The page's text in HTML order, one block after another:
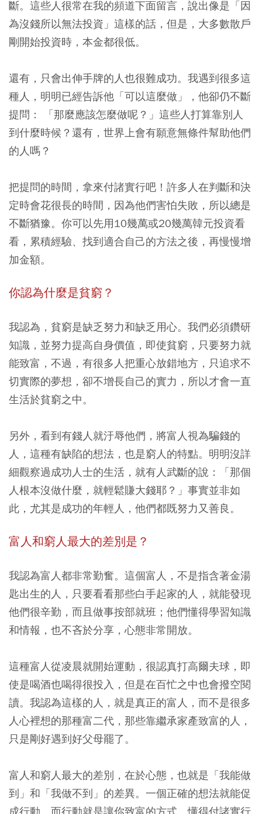
斷。這些人很常在我的頻道下面留言，說出像是「因
為沒錢所以無法投資」這樣的話，但是，大多數散戶
剛開始投資時，本金都很低。
還有，只會出伸手牌的人也很難成功。我遇到很多這
種人，明明已經告訴他「可以這麼做」，他卻仍不斷
提問： 「那麼應該怎麼做呢？」這些人打算靠別人
到什麼時候？還有，世界上會有願意無條件幫助他們
的人嗎？
把提問的時間，拿來付諸實行吧！許多人在判斷和決
定時會花很長的時間，因為他們害怕失敗，所以總是
不斷猶豫。你可以先用10幾萬或20幾萬韓元投資看
看，累積經驗、找到適合自己的方法之後，再慢慢增
加金額。
你認為什麼是貧窮？
我認為，貧窮是缺乏努力和缺乏用心。我們必須鑽研
知識，並努力提高自身價值，即使貧窮，只要努力就
能致富，不過，有很多人把重心放錯地方，只追求不
切實際的夢想，卻不增長自己的實力，所以才會一直
生活於貧窮之中。
另外，看到有錢人就汙辱他們，將富人視為騙錢的
人，這種有缺陷的想法，也是窮人的特點。明明沒詳
細觀察過成功人士的生活，就有人武斷的說：「那個
人根本沒做什麼，就輕鬆賺大錢耶？」事實並非如
此，尤其是成功的年輕人，他們都既努力又善良。
富人和窮人最大的差別是？
我認為富人都非常勤奮。這個富人，不是指含著金湯
匙出生的人，只要看看那些白手起家的人，就能發現
他們很辛勤，而且做事按部就班；他們懂得學習知識
和情報，也不吝於分享，心態非常開放。
這種富人從凌晨就開始運動，很認真打高爾夫球，即
使是喝酒也喝得很投入，但是在百忙之中也會撥空閱
讀。我認為這樣的人，就是真正的富人，而不是很多
人心裡想的那種富二代，那些靠繼承家產致富的人，
只是剛好遇到好父母罷了。
富人和窮人最大的差別，在於心態，也就是「我能做
到」和「我做不到」的差異。一個正確的想法就能促
成行動，而行動就是讓你致富的方式。懂得付諸實行